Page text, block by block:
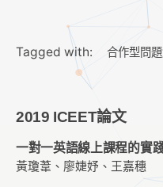
Tagged with: 合作型問
2019 ICEET論文
一對一英語線上課程的實
黃瓊葦、廖婕妤、王嘉穗